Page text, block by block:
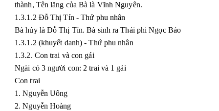
thành, Tên lăng của Bà là Vĩnh Nguyên.
1.3.1.2 Đỗ Thị Tín - Thứ phu nhân
Bà húy là Đỗ Thị Tín. Bà sinh ra Thái phi Ngọc Bảo
1.3.1.2 (khuyết danh) - Thứ phu nhân
1.3.2. Con trai và con gái
Ngài có 3 người con: 2 trai và 1 gái
Con trai
1. Nguyễn Uông
2. Nguyễn Hoàng